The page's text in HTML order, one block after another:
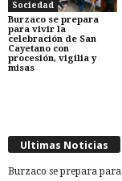
Sociedad
Burzaco se prepara
para vivir la
celebración de San
Cayetano con
procesión, vigilia y
misas
Ultimas Noticias
Burzaco se prepara